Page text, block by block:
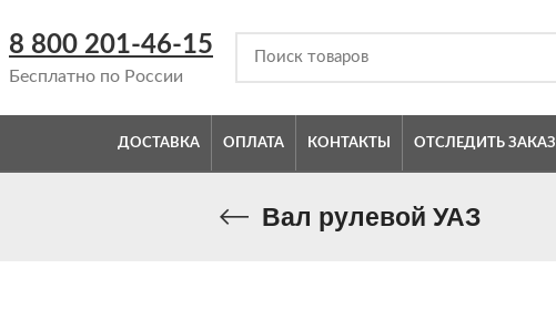
8 800 201-46-15
Бесплатно по России
ДОСТАВКА ОПЛАТА КОНТАКТЫ ОТСЛЕДИТЬ ЗАКАЗ
Вал рулевой УАЗ